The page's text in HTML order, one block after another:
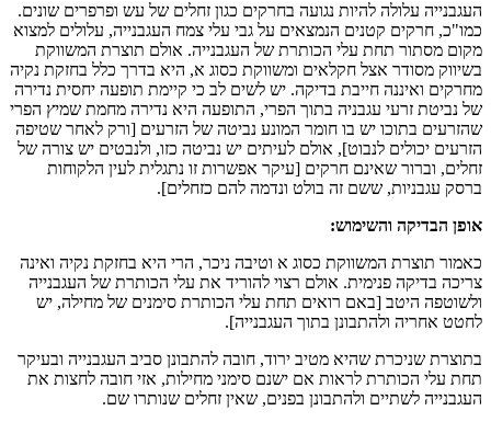
העגבנייה עלולה להיות נגועה בחרקים כגון זחלים של עש ופרפרים שונים.
כמו"כ, חרקים קטנים הנמצאים על גבי עלי צמח העגבנייה, עלולים למצוא
מקום מסתור תחת עלי הכותרת של העגבנייה. אולם תוצרת המשווקת
בשיווק מסודר אצל חקלאים ומשווקת כסוג א, היא בדרך כלל בחזקת נקיה
מחרקים ואיננה חייבת בדיקה. יש לשים לב כי קיימת תופעה יחסית נדירה
של נביטת זרעי עגבניה בתוך הפרי, התופעה היא נדירה מחמת שמיץ הפרי
שהזרעים בתוכו יש בו חומר המונע נביטה של הזרעים [ורק לאחר שטיפה
הזרעים יכולים לנבוט], אולם לעיתים יש נביטה כזו, ולנבטים יש צורה של
זחלים, וברור שאינם חרקים [עיקר אפשרות זו נתגלית לעין הלקוחות
ברסק עגבניות, ששם זה בולט ונדמה להם כזחלים].
אופן הבדיקה והשימוש:
כאמור תוצרת המשווקת כסוג א וטיבה ניכר, הרי היא בחזקת נקיה ואינה
צריכה בדיקה פנימית. אולם רצוי להוריד את עלי הכותרת של העגבנייה
ולשוטפה היטב [באם רואים תחת עלי הכותרת סימנים של מחילה, יש
לחטט אחריה ולהתבונן בתוך העגבנייה].
בתוצרת שניכרת שהיא מטיב ירוד, חובה להתבונן סביב העגבנייה ובעיקר
תחת עלי הכותרת לראות אם ישנם סימני מחילות, אזי חובה לחצות את
העגבנייה לשתיים ולהתבונן בפנים, שאין זחלים שנותרו שם.